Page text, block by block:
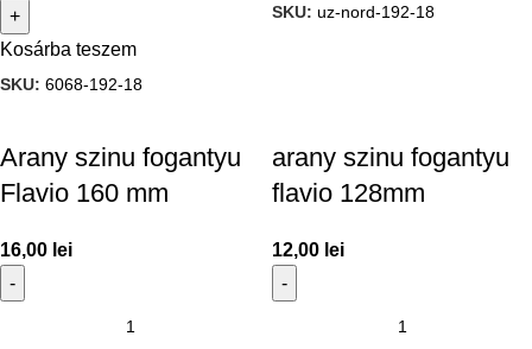
Kosárba teszem
SKU: 6068-192-18
SKU: uz-nord-192-18
Arany szinu fogantyu
Flavio 160 mm
16,00 lei
arany szinu fogantyu
flavio 128mm
12,00 lei